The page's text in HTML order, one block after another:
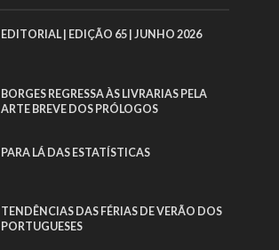
EDITORIAL | EDIÇÃO 65 | JUNHO 2026
BORGES REGRESSA ÀS LIVRARIAS PELA
ARTE BREVE DOS PRÓLOGOS
PARA LÁ DAS ESTATÍSTICAS
TENDÊNCIAS DAS FÉRIAS DE VERÃO DOS
PORTUGUESES